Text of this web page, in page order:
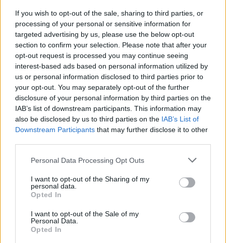
If you wish to opt-out of the sale, sharing to third parties, or
processing of your personal or sensitive information for
targeted advertising by us, please use the below opt-out
section to confirm your selection. Please note that after your
opt-out request is processed you may continue seeing
interest-based ads based on personal information utilized by
us or personal information disclosed to third parties prior to
your opt-out. You may separately opt-out of the further
disclosure of your personal information by third parties on the
IAB’s list of downstream participants. This information may
also be disclosed by us to third parties on the IAB’s List of
Downstream Participants that may further disclose it to other
Please note that this website/app uses one or more Google
not limited to your visit or usage behaviour. You may click to
grant or deny consent to Google and its third-party tags to
use your data for below specified purposes in below Google
consent section.
Personal Data Processing Opt Outs
I want to opt-out of the Sharing of my
personal data.
Opted In
I want to opt-out of the Sale of my
Personal Data.
Opted In
Puoi effettuare l'accesso andando nella
sezioneLogindal menù del sito o
cliccandoqui
TEMI: Comune Di Tempio Servizi Tempio
Inviaci le tue segnalazioni,
i tuoi video e le tue foto
Entra nel canale telegram di